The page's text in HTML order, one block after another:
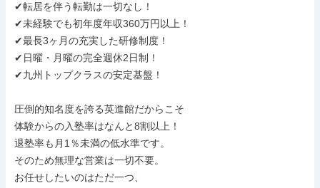
✔転居を伴う転勤は一切なし！
✔未経験でも初年度年収360万円以上！
✔最長3ヶ月の充実した研修制度！
✔日曜・月曜の完全週休2日制！
✔九州トップクラスの安定基盤！
圧倒的知名度を誇る英進館だからこそ
体験からの入塾率はなんと8割以上！
退塾率も月1％未満の低水準です。
そのため無理な営業は一切不要。
お任せしたいのはただ一つ、